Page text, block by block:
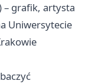
– grafik, artysta
Uniwersytecie